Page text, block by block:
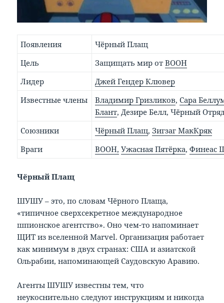
Появления
Чёрный Плащ
Цель
Защищать мир отВООН
Лидер
Джей Гендер Клювер
Известные члены
Владимир Гризликов,Сара
Блант, Дезире Белл, Чёрный
Союзники
Чёрный Плащ,Зигзаг МакКряк
Враги
ВООН, Ужасная Пятёрка,Финеас
Чёрный Плащ
ШУШУ – это, по словам Чёрного Плаща,
«типичное сверхсекретное международное
шпионское агентство». Оно чем-то напоминает
ЩИТ из вселенной Marvel. Организация работает
как минимум в двух странах: США и азиатской
Ольрабии, напоминающей Саудовскую Аравию.
Агенты ШУШУ известны тем, что
неукоснительно следуют инструкциям и никогда